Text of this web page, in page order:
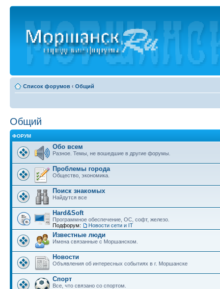
Список форумов ‹ Общий
Общий
ФОРУМ
Обо всем
Разное. Темы, не вошедшие в другие форумы.
Проблемы города
Общество, экономика.
Поиск знакомых
Найдутся все
Hard&Soft
Программное обеспечение, ОС, софт, железо.
Подфорум:
Новости сети и IT
Известные люди
Имена связанные с Моршанском.
Новости
Объявления об интересных событиях в г. Моршанске
Спорт
Все, что связано со спортом.